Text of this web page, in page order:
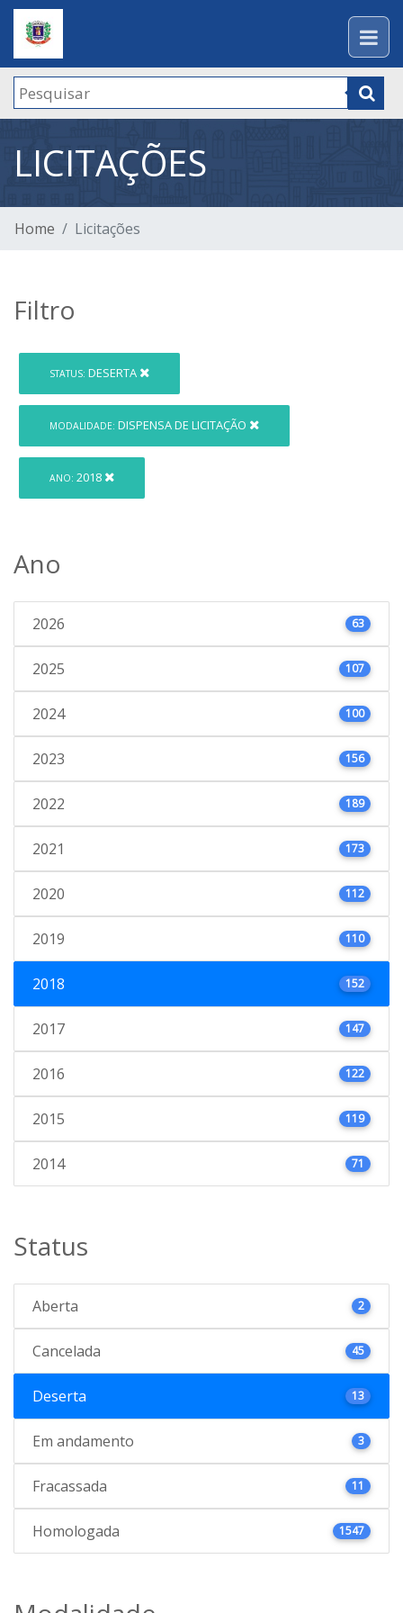
LICITAÇÕES
Home Licitações
Filtro
STATUS: DESERTA
MODALIDADE: DISPENSA DE LICITAÇÃO
ANO: 2018
Ano
2026 63
2025 107
2024 100
2023 156
2022 189
2021 173
2020 112
2019 110
2018 152
2017 147
2016 122
2015 119
2014 71
Status
Aberta 2
Cancelada 45
Deserta 13
Em andamento 3
Fracassada 11
Homologada 1547